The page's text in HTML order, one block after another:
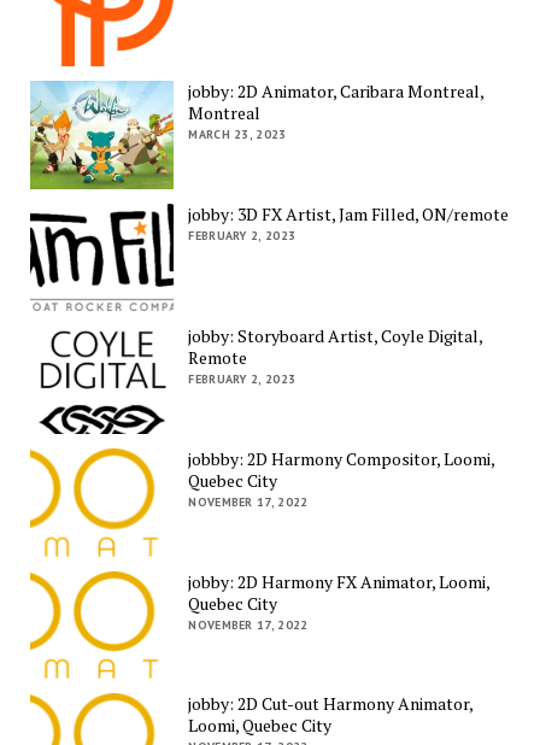
jobby: 2D Animator, Caribara Montreal,
Montreal
MARCH 23, 2023
jobby: 3D FX Artist, Jam Filled, ON/remote
FEBRUARY 2, 2023
jobby: Storyboard Artist, Coyle Digital,
Remote
FEBRUARY 2, 2023
jobbby: 2D Harmony Compositor, Loomi,
Quebec City
NOVEMBER 17, 2022
jobby: 2D Harmony FX Animator, Loomi,
Quebec City
NOVEMBER 17, 2022
jobby: 2D Cut-out Harmony Animator,
Loomi, Quebec City